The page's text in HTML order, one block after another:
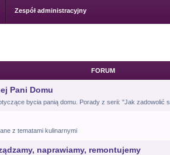
Zespół administracyjny
FORUM
Pani Domu
bycia panią domu. Porady z serii: "Jak zadowolić
z tematami kulinarnymi
naprawiamy, remontujemy